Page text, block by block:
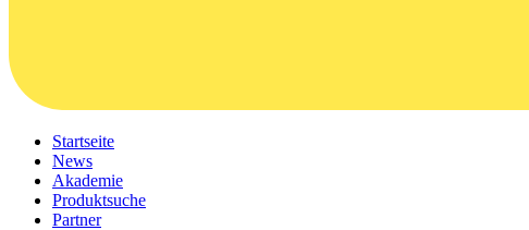
Startseite
News
Akademie
Produktsuche
Partner